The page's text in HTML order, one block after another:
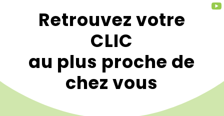

Retrouvez votre
CLIC
au plus proche de
chez vous